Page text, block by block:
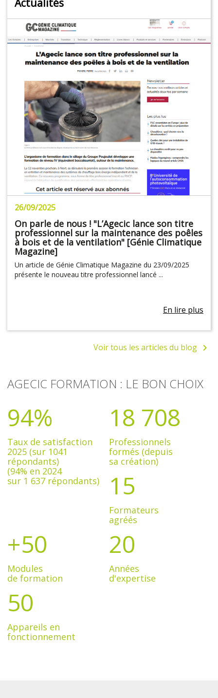
Actualités
26/09/2025
On parle de nous ! "L’Agecic lance son titre
professionnel sur la maintenance des poêles
à bois et de la ventilation" [Génie Climatique
Magazine]
Un article de Génie Climatique Magazine du 23/09/2025
présente le nouveau titre professionnel lancé ...
En lire plus
Voir tous les articles du blog 
AGECIC FORMATION : LE BON CHOIX
94%
Taux de satisfaction
2025 (sur 1041
répondants)
(94% en 2024
sur 1 637 répondants)
18 708
Professionnels
formés (depuis
sa création)
15
Formateurs
agréés
+50
Modules
de formation
20
Années
d'expertise
50
Appareils en
fonctionnement